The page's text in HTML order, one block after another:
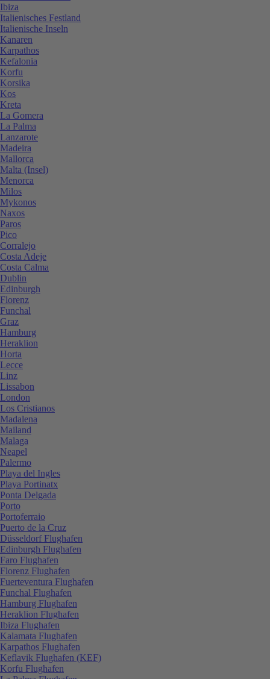
Ibiza
Italienisches Festland
Italienische Inseln
Kanaren
Karpathos
Kefalonia
Korfu
Korsika
Kos
Kreta
La Gomera
La Palma
Lanzarote
Madeira
Mallorca
Malta (Insel)
Menorca
Milos
Mykonos
Naxos
Paros
Pico
Corralejo
Costa Adeje
Costa Calma
Dublin
Edinburgh
Florenz
Funchal
Graz
Hamburg
Heraklion
Horta
Lecce
Linz
Lissabon
London
Los Cristianos
Madalena
Mailand
Malaga
Neapel
Palermo
Playa del Ingles
Playa Portinatx
Ponta Delgada
Porto
Portoferraio
Puerto de la Cruz
Düsseldorf Flughafen
Edinburgh Flughafen
Faro Flughafen
Florenz Flughafen
Fuerteventura Flughafen
Funchal Flughafen
Hamburg Flughafen
Heraklion Flughafen
Ibiza Flughafen
Kalamata Flughafen
Karpathos Flughafen
Keflavik Flughafen (KEF)
Korfu Flughafen